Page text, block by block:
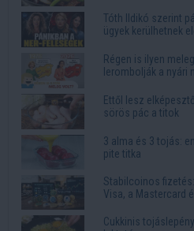
Tóth Ildikó szerint
ügyek kerülhetnek
Régen is ilyen
lerombolják a nyári
Ettől lesz
sörös pác a titok
3 alma és 3 tojás:
pite titka
Stabilcoinos
Visa, a Mastercard
Cukkinis